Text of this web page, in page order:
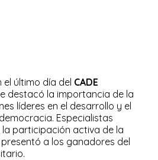
el último día del CADE
destacó la importancia de la
líderes en el desarrollo y el
Especialistas
participación activa de la
a los ganadores del